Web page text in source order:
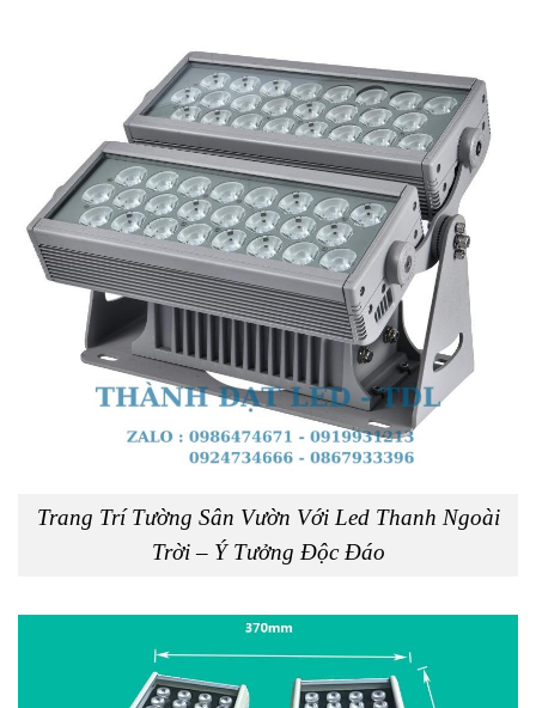
Trang Trí Tường Sân Vườn Với Led Thanh Ngoài
Trời – Ý Tưởng Độc Đáo